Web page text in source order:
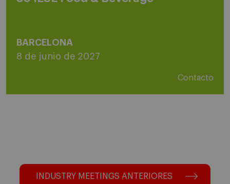
BARCELONA
8 de junio de 2027
Contacto
INDUSTRY MEETINGS ANTERIORES